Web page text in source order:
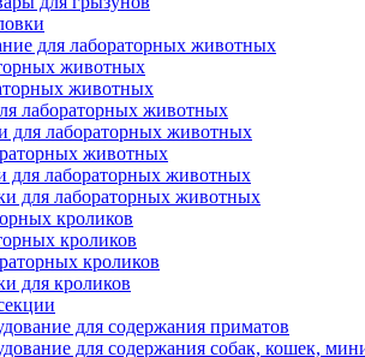
для лабораторных животных
животных
животных
лабораторных животных
для лабораторных животных
животных
для лабораторных животных
для лабораторных животных
кроликов
кроликов
кроликов
для кроликов
для содержания приматов
для содержания собак, кошек,